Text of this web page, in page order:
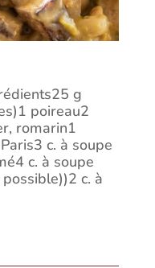
g
poireau2
romarin1
c. à soupe
c. à soupe
c. à